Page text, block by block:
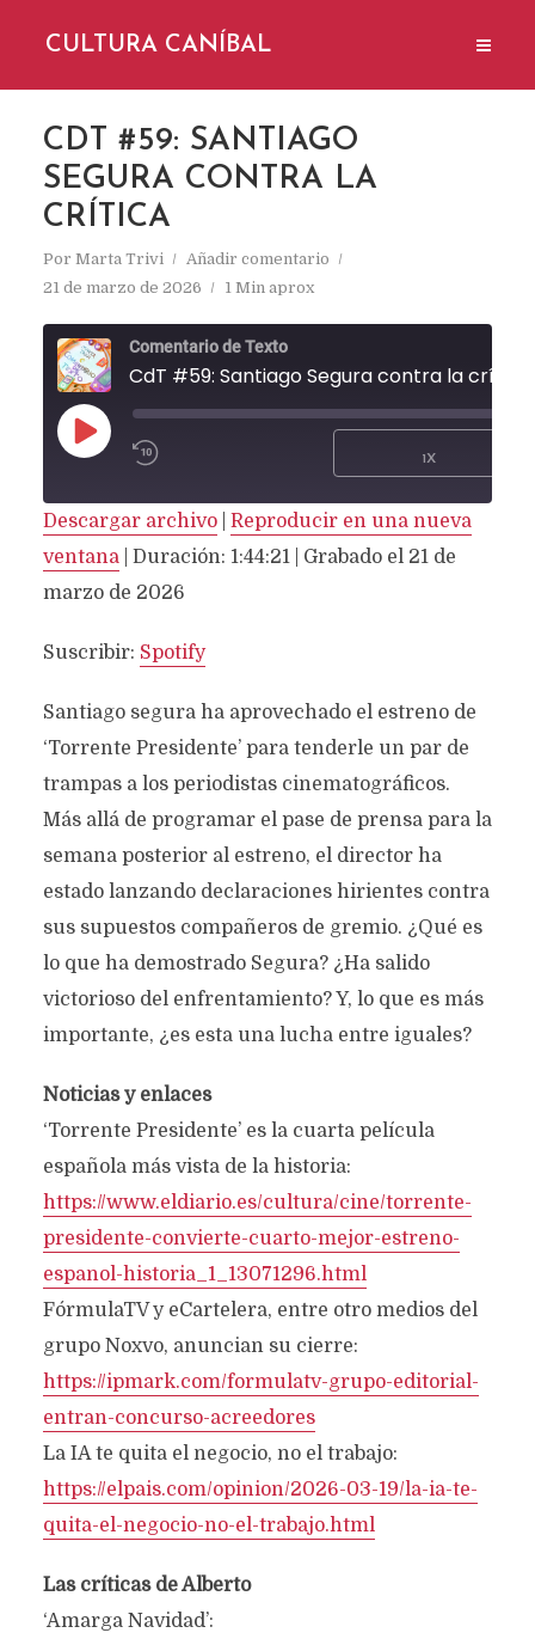
CULTURA CANÍBAL
CDT #59: SANTIAGO
SEGURA CONTRA LA
CRÍTICA
Por Marta Trivi
Añadir comentario
21 de marzo de 2026
1 Min aprox
Comentario de Texto
CdT #59: Santiago Segura contra la crítica
REPRODUCIR
EPISODIO
1X
Spotify
FEED RSS
COMPARTIR
Descargar archivo| Reproducir en una nueva
ventana| Duración: 1:44:21| Grabado el 21 de
marzo de 2026
Suscribir: Spotify
Santiago segura ha aprovechado el estreno de
‘Torrente Presidente’ para tenderle un par de
trampas a los periodistas cinematográficos.
Más allá de programar el pase de prensa para la
semana posterior al estreno, el director ha
estado lanzando declaraciones hirientes contra
sus supuestos compañeros de gremio. ¿Qué es
lo que ha demostrado Segura? ¿Ha salido
victorioso del enfrentamiento? Y, lo que es más
importante, ¿es esta una lucha entre iguales?
Noticias y enlaces
‘Torrente Presidente’ es la cuarta película
española más vista de la historia:
https://www.eldiario.es/cultura/cine/torrente-
presidente-convierte-cuarto-mejor-estreno-
espanol-historia_1_13071296.html
FórmulaTV y eCartelera, entre otro medios del
grupo Noxvo, anuncian su cierre:
https://ipmark.com/formulatv-grupo-editorial-
entran-concurso-acreedores
La IA te quita el negocio, no el trabajo:
https://elpais.com/opinion/2026-03-19/la-ia-te-
quita-el-negocio-no-el-trabajo.html
Las críticas de Alberto
‘Amarga Navidad’: